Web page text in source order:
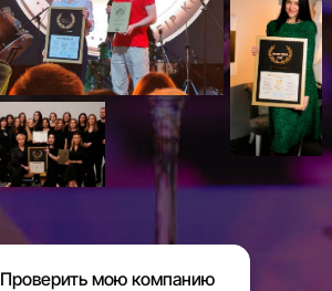
Проверить мою компанию